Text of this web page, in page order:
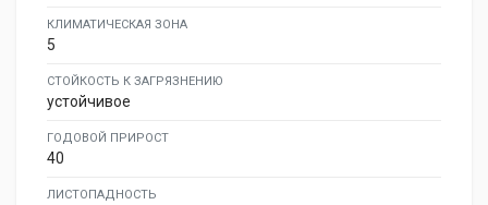
КЛИМАТИЧЕСКАЯ ЗОНА
5
СТОЙКОСТЬ К ЗАГРЯЗНЕНИЮ
устойчивое
ГОДОВОЙ ПРИРОСТ
40
ЛИСТОПАДНОСТЬ